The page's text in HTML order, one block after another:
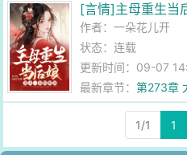
[言情]主母重生当
作者：一朵花儿开
状态：连载
更新时间：09-07
最新章节：第273章
1/1 1